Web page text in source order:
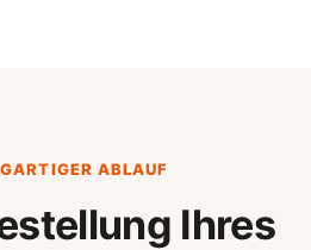
ABLAUF
Ihres